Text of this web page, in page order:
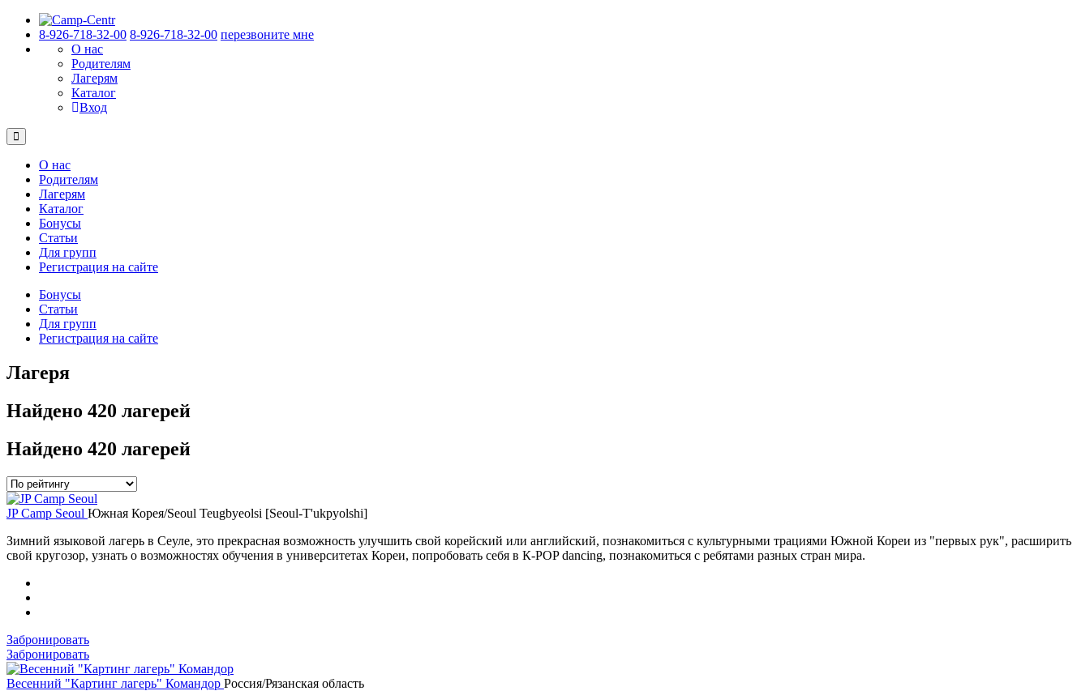
8-926-718-32-00 8-926-718-32-00 перезвоните мне
О нас
Родителям
Лагерям
Каталог
Вход
О нас
Родителям
Лагерям
Каталог
Бонусы
Статьи
Для групп
Регистрация на сайте
Бонусы
Статьи
Для групп
Регистрация на сайте
Лагеря
Найдено 420 лагерей
Найдено 420 лагерей
JP Camp Seoul Южная Корея/Seoul Teugbyeolsi [Seoul-T'ukpyolshi]
Зимний языковой лагерь в Сеуле, это прекрасная возможность улучшить свой корейский или английский, познакомиться с культурными трациями Южной Кореи из "первых рук", расширить
свой кругозор, узнать о возможностях обучения в университетах Кореи, попробовать себя в К-POP dancing, познакомиться с ребятами разных стран мира.
Забронировать
Забронировать
Весенний "Картинг лагерь" Командор Россия/Рязанская область